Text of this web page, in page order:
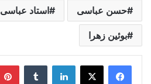
حسن عباسی استاد عباسی
بوئین زهرا
لینکدین ‫تامبلر